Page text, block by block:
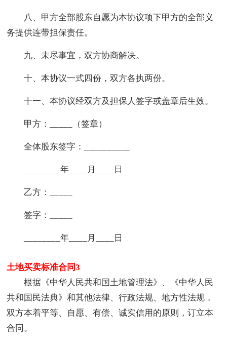
八、甲方全部股东自愿为本协议项下甲方的全部义
务提供连带担保责任。
九、未尽事宜，双方协商解决。
十、本协议一式四份，双方各执两份。
十一、本协议经双方及担保人签字或盖章后生效。
甲方：_____（签章）
全体股东签字：__________
________年____月____日
乙方：_____
签字：_____
________年____月____日
土地买卖标准合同3
根据《中华人民共和国土地管理法》、《中华人民
共和国民法典》和其他法律、行政法规、地方性法规，
双方本着平等、自愿、有偿、诚实信用的原则，订立本
合同。